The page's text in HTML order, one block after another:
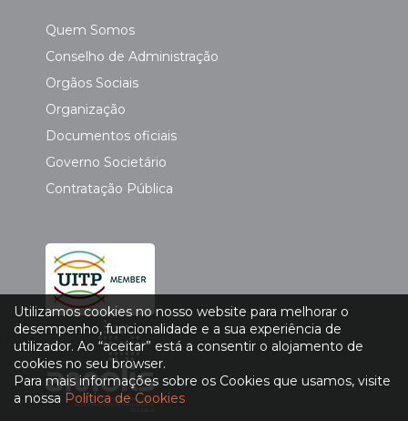
Quem Somos
Conselho de Administração
Orgãos Sociais
Organização
Documentos oficiais
Governo Societário
Contratação Pública
Utilizamos cookies no nosso website para melhorar o
desempenho, funcionalidade e a sua experiência de
utilizador. Ao “aceitar” está a consentir o alojamento de
cookies no seu browser.
Para mais informações sobre os Cookies que usamos, visite
a nossa Política de Cookies